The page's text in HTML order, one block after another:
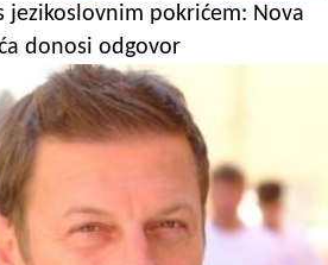
jezikoslovnim pokrićem: Nova
donosi odgovor